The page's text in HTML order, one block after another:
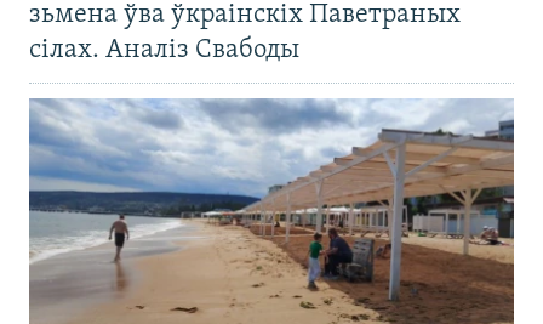
зьмена ўва ўкраінскіх Паветраных
сілах. Аналіз Свабоды